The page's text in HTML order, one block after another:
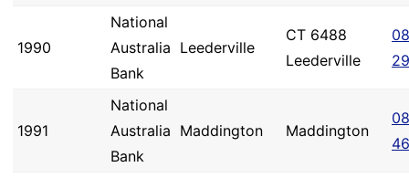
1990
National
Australia
Bank
Leederville
CT 6488
Leederville
1991
National
Australia
Bank
Maddington Maddington